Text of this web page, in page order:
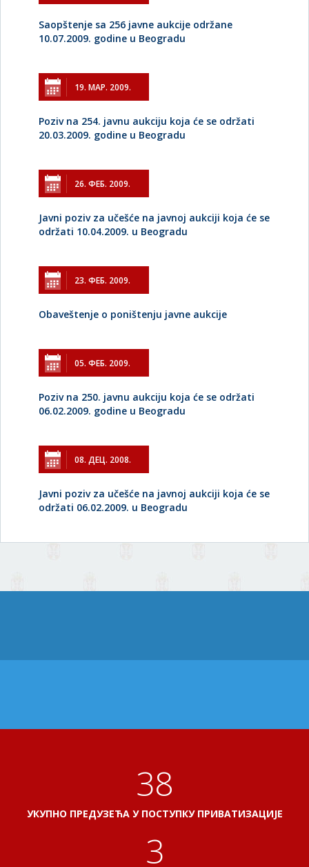
Saopštenje sa 256 javne aukcije održane
10.07.2009. godine u Beogradu
19. МАР. 2009.
Poziv na 254. javnu aukciju koja će se održati
20.03.2009. godine u Beogradu
26. ФЕБ. 2009.
Javni poziv za učešće na javnoj aukciji koja će se
održati 10.04.2009. u Beogradu
23. ФЕБ. 2009.
Obaveštenje o poništenju javne aukcije
05. ФЕБ. 2009.
Poziv na 250. javnu aukciju koja će se održati
06.02.2009. godine u Beogradu
08. ДЕЦ. 2008.
Javni poziv za učešće na javnoj aukciji koja će se
održati 06.02.2009. u Beogradu
41
УКУПНО ПРЕДУЗЕЋА У ПОСТУПКУ ПРИВАТИЗАЦИЈЕ
3